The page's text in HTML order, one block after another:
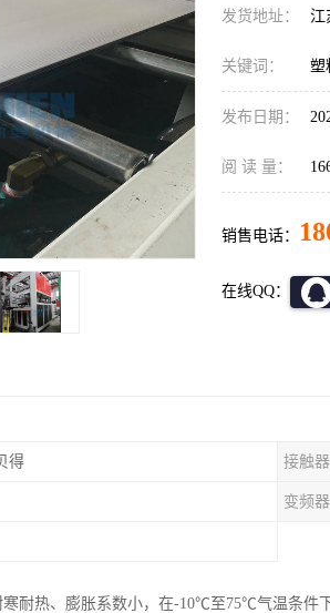
发货地址： 江
关键词： 塑
发布日期：
阅 读 量：
销售电话：
在线QQ：
得 接触器
变频器
耐热、膨胀系数小，在-10℃至75℃气温条件